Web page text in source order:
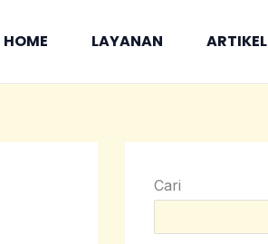
HOME LAYANAN ARTIKEL
Cari